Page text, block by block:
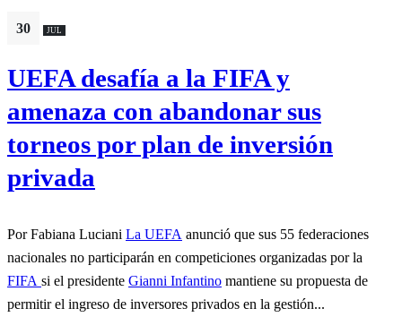
30 JUL
UEFA desafía a la FIFA y
amenaza con abandonar sus
torneos por plan de inversión
privada
Por Fabiana Luciani La UEFA anunció que sus 55 federaciones
nacionales no participarán en competiciones organizadas por la
FIFA si el presidente Gianni Infantino mantiene su propuesta de
permitir el ingreso de inversores privados en la gestión...